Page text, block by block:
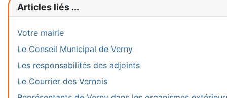
Articles liés ...
Votre mairie
Le Conseil Municipal de Verny
Les responsabilités des adjoints
Le Courrier des Vernois